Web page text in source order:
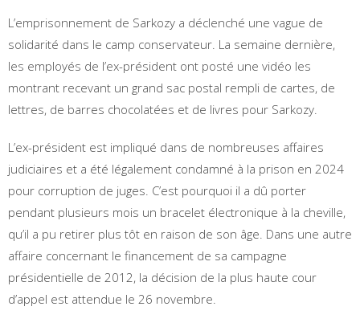
L’emprisonnement de Sarkozy a déclenché une vague de
solidarité dans le camp conservateur. La semaine dernière,
les employés de l’ex-président ont posté une vidéo les
montrant recevant un grand sac postal rempli de cartes, de
lettres, de barres chocolatées et de livres pour Sarkozy.
L’ex-président est impliqué dans de nombreuses affaires
judiciaires et a été légalement condamné à la prison en 2024
pour corruption de juges. C’est pourquoi il a dû porter
pendant plusieurs mois un bracelet électronique à la cheville,
qu’il a pu retirer plus tôt en raison de son âge. Dans une autre
affaire concernant le financement de sa campagne
présidentielle de 2012, la décision de la plus haute cour
d’appel est attendue le 26 novembre.